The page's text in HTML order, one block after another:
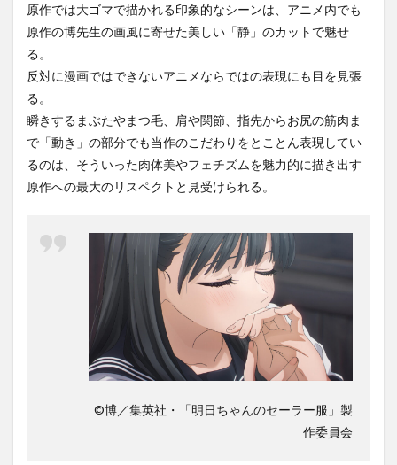
原作では大ゴマで描かれる印象的なシーンは、アニメ内でも
原作の博先生の画風に寄せた美しい「静」のカットで魅せ
る。
反対に漫画ではできないアニメならではの表現にも目を見張
る。
瞬きするまぶたやまつ毛、肩や関節、指先からお尻の筋肉ま
で「動き」の部分でも当作のこだわりをとことん表現してい
るのは、そういった肉体美やフェチズムを魅力的に描き出す
原作への最大のリスペクトと見受けられる。
©博／集英社・「明日ちゃんのセーラー服」製
作委員会